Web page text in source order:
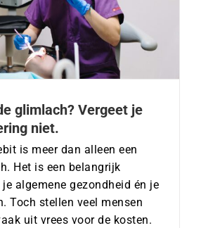
glimlach? Vergeet je
niet.
is meer dan alleen een
Het is een belangrijk
algemene gezondheid én je
Toch stellen veel mensen
uit vrees voor de kosten.